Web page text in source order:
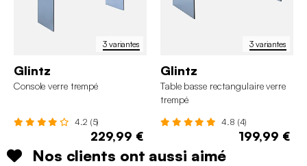
3 variantes
Glintz
Console verre trempé
4.2 (5)
229,99 €
3 variantes
Glintz
Table basse rectangulaire verre
trempé
4.8 (4)
199,99 €
Nos clients ont aussi aimé